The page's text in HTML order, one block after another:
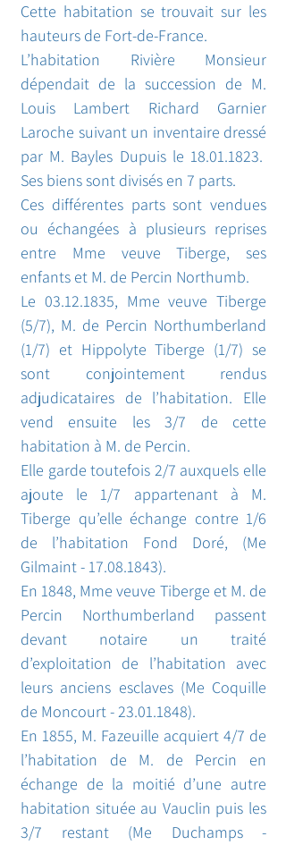
Cette habitation se trouvait sur les
hauteurs de Fort-de-France.
L’habitation Rivière Monsieur
dépendait de la succession de M.
Louis Lambert Richard Garnier
Laroche suivant un inventaire dressé
par M. Bayles Dupuis le 18.01.1823.
Ses biens sont divisés en 7 parts.
Ces différentes parts sont vendues
ou échangées à plusieurs reprises
entre Mme veuve Tiberge, ses
enfants et M. de Percin Northumb.
Le 03.12.1835, Mme veuve Tiberge
(5/7), M. de Percin Northumberland
(1/7) et Hippolyte Tiberge (1/7) se
sont conjointement rendus
adjudicataires de l’habitation. Elle
vend ensuite les 3/7 de cette
habitation à M. de Percin.
Elle garde toutefois 2/7 auxquels elle
ajoute le 1/7 appartenant à M.
Tiberge qu’elle échange contre 1/6
de l’habitation Fond Doré, (Me
Gilmaint - 17.08.1843).
En 1848, Mme veuve Tiberge et M. de
Percin Northumberland passent
devant notaire un traité
d’exploitation de l’habitation avec
leurs anciens esclaves (Me Coquille
de Moncourt -23.01.1848).
En 1855, M. Fazeuille acquiert 4/7 de
l’habitation de M. de Percin en
échange de la moitié d’une autre
habitation située au Vauclin puis les
3/7 restant (Me Duchamps -